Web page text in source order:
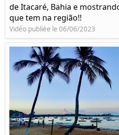
de Itacaré, Bahia e
que tem na região!!
Vidéo publiée le 06/06/2023